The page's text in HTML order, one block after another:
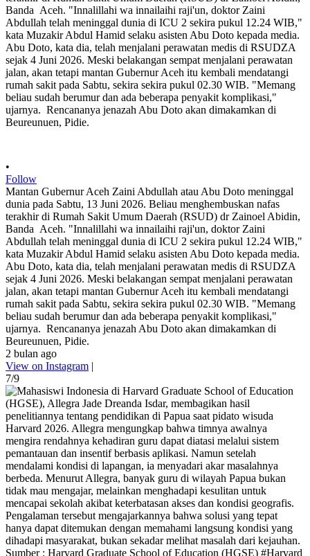
•
Follow
Mantan Gubernur Aceh Zaini Abdullah atau Abu Doto meninggal
dunia pada Sabtu, 13 Juni 2026. Beliau menghembuskan nafas
terakhir di Rumah Sakit Umum Daerah (RSUD) dr Zainoel Abidin,
Banda Aceh. "Innalillahi wa innailaihi raji'un, doktor Zaini
Abdullah telah meninggal dunia di ICU 2 sekira pukul 12.24 WIB,"
kata Muzakir Abdul Hamid selaku asisten Abu Doto kepada media.
Abu Doto, kata dia, telah menjalani perawatan medis di RSUDZA
sejak 4 Juni 2026. Meski belakangan sempat menjalani perawatan
jalan, akan tetapi mantan Gubernur Aceh itu kembali mendatangi
rumah sakit pada Sabtu, sekira sekira pukul 02.30 WIB. "Memang
beliau sudah berumur dan ada beberapa penyakit komplikasi,"
ujarnya. Rencananya jenazah Abu Doto akan dimakamkan di
Beureunuen, Pidie.
2 bulan ago
View on Instagram |
7/9